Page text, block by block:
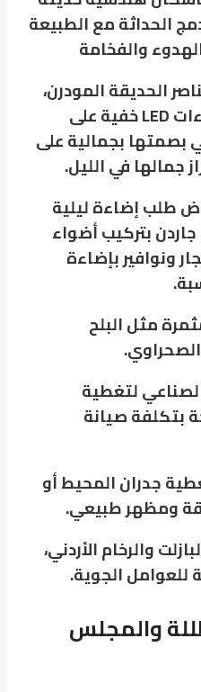
الحداثة مع الطبيعة
والفخامة
الحديقة المودرن،
حيث يتم توزيع إضاءات LED خفية على
بصمتها بجمالية على
جمالها في الليل.
طلب إضاءة ليلية
بتركيب أضواء
ونوافير بإضاءة
مثل البلح
لتغطية
بتكلفة صيانة
جدران المحيط أو
ومظهر طبيعي.
والرخام الأردني،
للعوامل الجوية.
والمجلس